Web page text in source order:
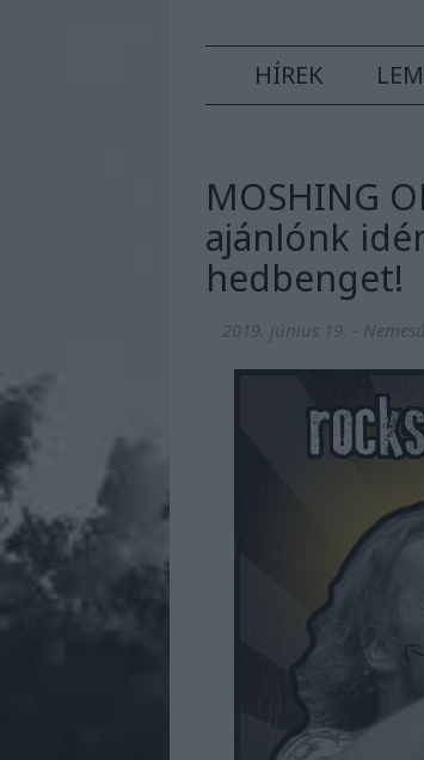
HÍREK
MOSHING
ajánlónk
hedbenget!
2019. június 19. -